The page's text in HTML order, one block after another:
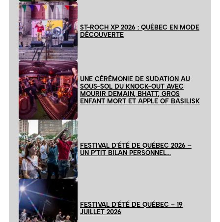
ST-ROCH XP 2026 : QUÉBEC EN MODE
DÉCOUVERTE
UNE CÉRÉMONIE DE SUDATION AU
SOUS-SOL DU KNOCK-OUT AVEC
MOURIR DEMAIN, BHATT, GROS
ENFANT MORT ET APPLE OF BASILISK
FESTIVAL D’ÉTÉ DE QUÉBEC 2026 –
UN P’TIT BILAN PERSONNEL…
FESTIVAL D’ÉTÉ DE QUÉBEC – 19
JUILLET 2026